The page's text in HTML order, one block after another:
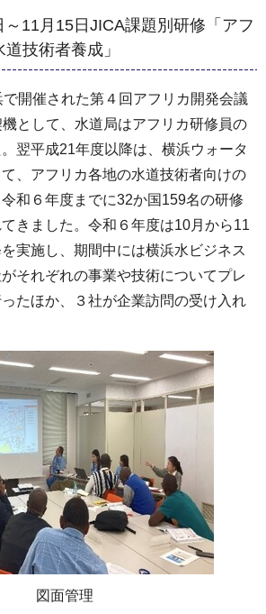
11月15日JICA課題別研修「アフ
技術者養成」
開催された第４回アフリカ開発会議
として、水道局はアフリカ研修員の
翌平成21年度以降は、横浜ウォータ
、アフリカ各地の水道技術者向けの
和６年度までに32か国159名の研修
きました。令和６年度は10月から11
実施し、期間中には横浜水ビジネス
それぞれの事業や技術についてプレ
たほか、３社が企業訪問の受け入れ
図面管理